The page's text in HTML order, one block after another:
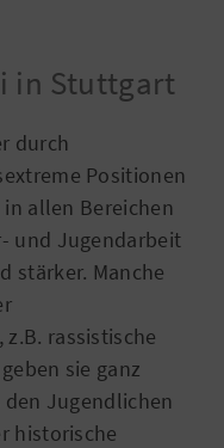
in Stuttgart
durch
Positionen
allen Bereichen
und Jugendarbeit
stärker. Manche
rassistische
sie ganz
Jugendlichen
historische